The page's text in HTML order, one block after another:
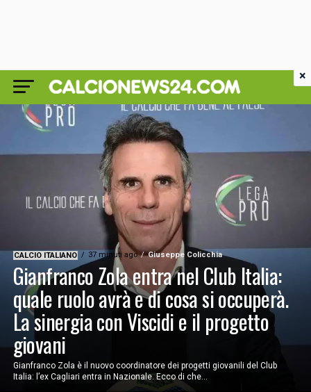
CALCIO ITALIANO 37 minuti ago Giuseppe Colicchia
Gianfranco Zola entra nel Club Italia:
quale ruolo avrà e di cosa si occuperà.
La sinergia con Viscidi e il progetto
giovani
Gianfranco Zola è il nuovo coordinatore dei progetti giovanili del Club
Italia: l’ex Cagliari entra in Nazionale. Ecco di che...
×